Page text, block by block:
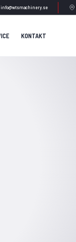
info@wtsmachinery.se
KONTAKT